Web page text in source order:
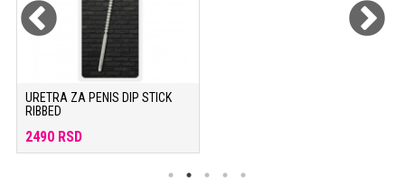
URETRA ZA PENIS DIP STICK
RIBBED
2490 RSD